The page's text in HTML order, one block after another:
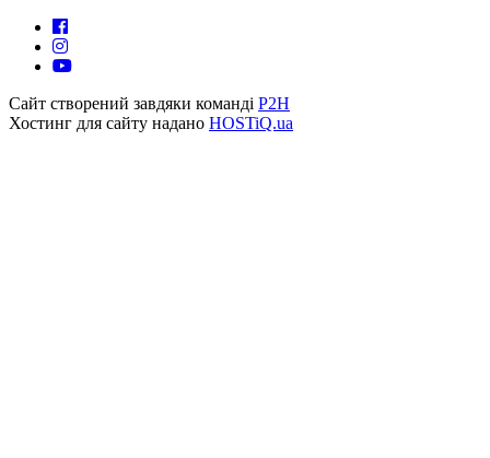
Сайт створений завдяки команді P2H
Хостинг для сайту надано HOSTiQ.ua